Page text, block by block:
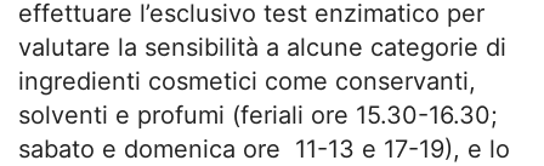
effettuare l’esclusivo test enzimatico per
valutare la sensibilità a alcune categorie di
ingredienti cosmetici come conservanti,
solventi e profumi (feriali ore 15.30-16.30;
sabato e domenica ore 11-13 e 17-19), e lo